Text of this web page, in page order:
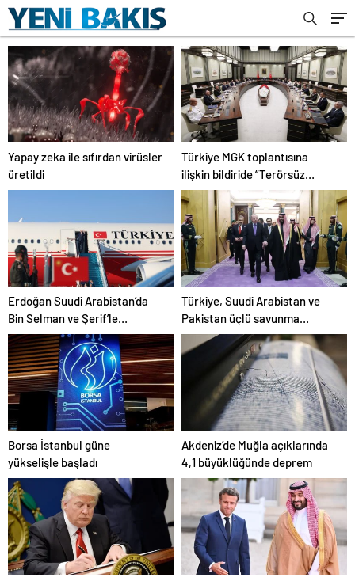
Yapay zeka ile sıfırdan virüsler
üretildi
Türkiye MGK toplantısına
ilişkin bildiride “Terörsüz
Türkiye” vurgusu
Erdoğan Suudi Arabistan’da
Bin Selman ve Şerif’le
görüşecek
Türkiye, Suudi Arabistan ve
Pakistan üçlü savunma
anlaşması imzalayacak
Borsa İstanbul güne
yükselişle başladı
Akdeniz’de Muğla açıklarında
4,1 büyüklüğünde deprem